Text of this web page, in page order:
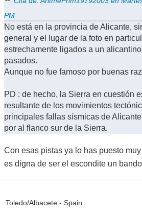
PM
No está en la provincia de Alicante,
general y el lugar de la foto en
estrechamente ligados a un
pasados.
Aunque no fue famoso por buenas
PD : de hecho, la Sierra en cuestión
resultante de los movimientos
principales fallas sísmicas de
por al flanco sur de la Sierra.
Con esas pistas ya lo has puesto
es digna de ser el escondite un
Toledo/Albacete - Spain